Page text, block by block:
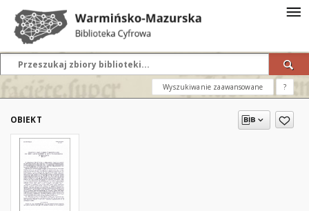
Wyszukiwanie zaawansowane ?
OBIEKT